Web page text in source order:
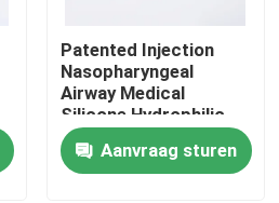
Patented Injection
Nasopharyngeal
Airway Medical
Silicone Hydrophilic
coating CE ISO
Certification
Aanvraag sturen